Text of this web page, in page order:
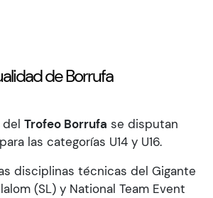
de Borrufa
del Trofeo Borrufa se disputan
para las categorías U14 y U16.
disciplinas técnicas del Gigante
(SL) y National Team Event